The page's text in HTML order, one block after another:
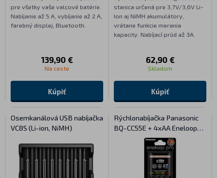
pre všetky vaše valcové batérie.
Nabíjanie až 5 A, vybíjanie až 2 A,
farebný displej, Bluetooth.
139,90 €
Na ceste
Kúpiť
stanica určená pre 3,7V/3,6V Li-
Ion aj NiMH akumulátory,
vrátane funkcie merania
kapacity. Nabíjací prúd až 3A.
62,90 €
Skladom
Kúpiť
Osemkanálová USB nabíjačka
VC8S (Li-ion, NiMH)
Rýchlonabíjačka Panasonic
BQ-CC55E + 4xAA Eneloop